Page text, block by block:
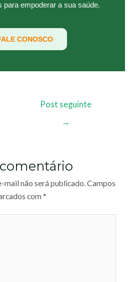
para empoderar a sua saúde.
CONOSCO
Post seguinte
→
mail não será publicado.Campos
com *